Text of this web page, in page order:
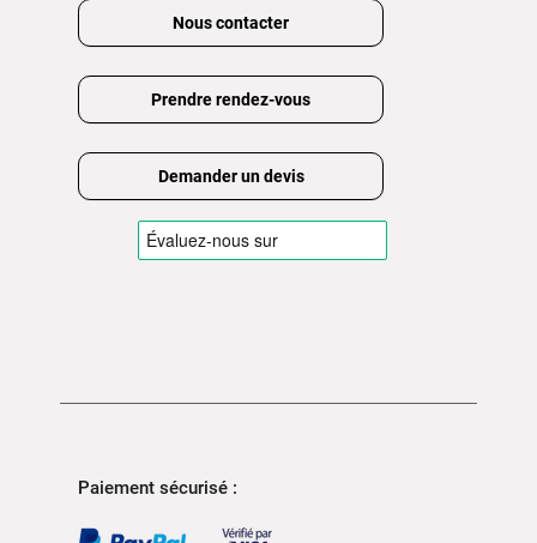
Nous contacter
Prendre rendez-vous
Demander un devis
Paiement sécurisé :